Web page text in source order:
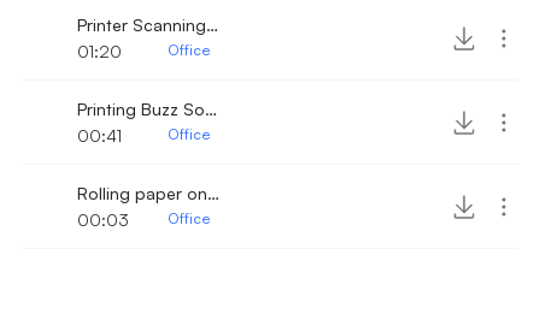
Printer Scanning Sequence
01:20
Office
Printing Buzz Sound
00:41
Office
Rolling paper on a printer
00:03
Office